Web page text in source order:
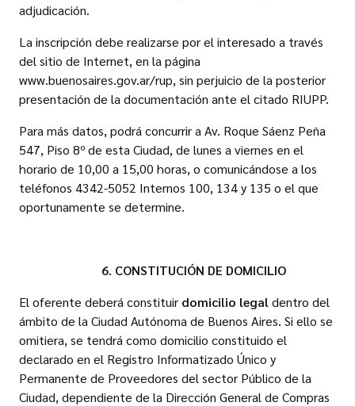
adjudicación.
La inscripción debe realizarse por el interesado a través
del sitio de Internet, en la página
www.buenosaires.gov.ar/rup, sin perjuicio de la posterior
presentación de la documentación ante el citado RIUPP.
Para más datos, podrá concurrir a Av. Roque Sáenz Peña
547, Piso 8º de esta Ciudad, de lunes a viernes en el
horario de 10,00 a 15,00 horas, o comunicándose a los
teléfonos 4342-5052 Internos 100, 134 y 135 o el que
oportunamente se determine.
6. CONSTITUCIÓN DE DOMICILIO
El oferente deberá constituir domicilio legaldentro del
ámbito de la Ciudad Autónoma de Buenos Aires. Si ello se
omitiera, se tendrá como domicilio constituido el
declarado en el Registro Informatizado Único y
Permanente de Proveedores del sector Público de la
Ciudad, dependiente de la Dirección General de Compras